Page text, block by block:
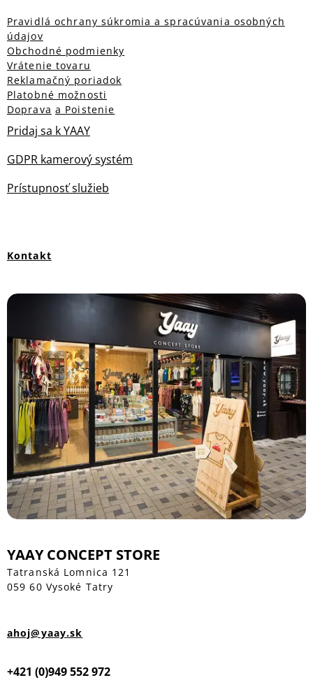
Pravidlá ochrany súkromia a spracúvania osobných
údajov
Obchodné podmienky
Vrátenie tovaru
Reklamačný poriadok
Platobné možnosti
Doprava a Poistenie
Pridaj sa k YAAY
GDPR kamerový systém
Prístupnosť služieb
Kontakt
YAAY CONCEPT STORE
Tatranská Lomnica 121
059 60 Vysoké Tatry
ahoj@yaay.sk
+421 (0)949 552 972